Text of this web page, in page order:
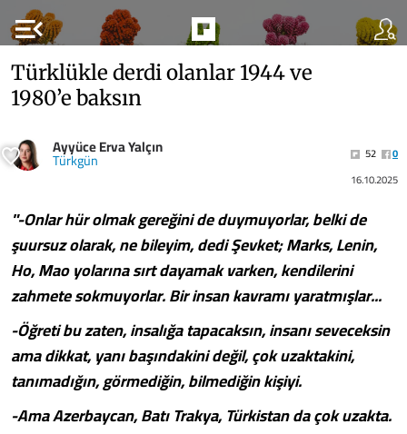
menu_open
Türklükle derdi olanlar 1944 ve
1980’e baksın
Ayyüce Erva Yalçın
Türkgün 52
0
16.10.2025
"-Onlar hür olmak gereğini de duymuyorlar, belki de
şuursuz olarak, ne bileyim, dedi Şevket; Marks, Lenin,
Ho, Mao yolarına sırt dayamak varken, kendilerini
zahmete sokmuyorlar. Bir insan kavramı yaratmışlar...
-Öğreti bu zaten, insalığa tapacaksın, insanı seveceksin
ama dikkat, yanı başındakini değil, çok uzaktakini,
tanımadığın, görmediğin, bilmediğin kişiyi.
-Ama Azerbaycan, Batı Trakya, Türkistan da çok uzakta.